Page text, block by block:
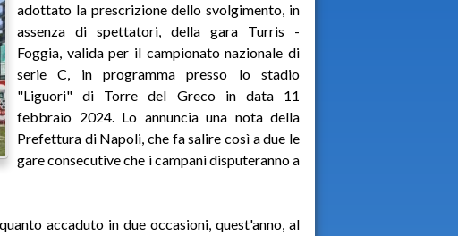
adottato la prescrizione dello svolgimento, in
assenza di spettatori, della gara Turris -
Foggia, valida per il campionato nazionale di
serie C, in programma presso lo stadio
"Liguori" di Torre del Greco in data 11
febbraio 2024. Lo annuncia una nota della
Prefettura di Napoli, che fa salire così a due le
gare consecutive che i campani disputeranno a
accaduto in due occasioni, quest'anno, al